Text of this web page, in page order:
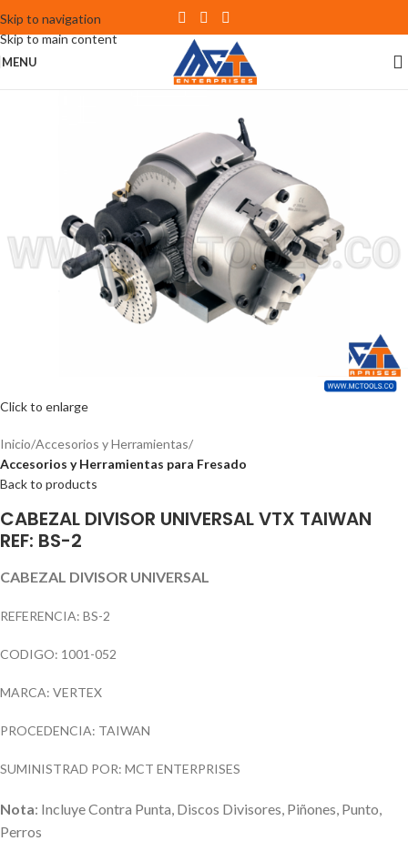
Skip to navigation
Skip to main content
MENU
Click to enlarge
Inicio Accesorios y Herramientas
Accesorios y Herramientas para Fresado
Back to products
CABEZAL DIVISOR UNIVERSAL VTX TAIWAN
REF: BS-2
CABEZAL DIVISOR UNIVERSAL
REFERENCIA: BS-2
CODIGO: 1001-052
MARCA: VERTEX
PROCEDENCIA: TAIWAN
SUMINISTRAD POR: MCT ENTERPRISES
Nota: Incluye Contra Punta, Discos Divisores, Piñones, Punto,
Perros